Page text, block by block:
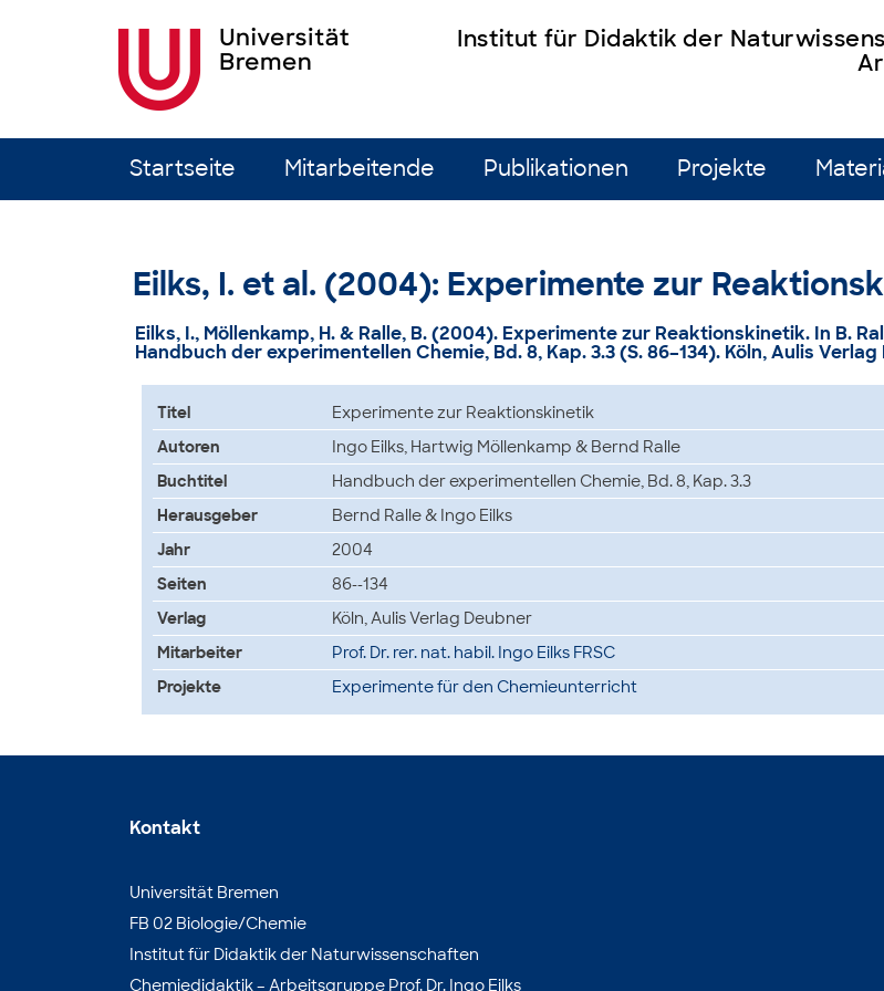
Institut für Didaktik der
Startseite Mitarbeitende Publikationen Projekte
Eilks, I. et al. (2004): Experimente zur
Eilks, I., Möllenkamp, H. & Ralle, B. (2004). Experimente zur Reaktionskinetik. In B.
Handbuch der experimentellen Chemie, Bd. 8, Kap. 3.3 (S. 86–134). Köln, Aulis Verlag
Titel
Experimente zur Reaktionskinetik
Autoren
Ingo Eilks, Hartwig Möllenkamp & Bernd Ralle
Buchtitel
Handbuch der experimentellen Chemie, Bd. 8, Kap. 3.3
Herausgeber
Bernd Ralle & Ingo Eilks
Jahr
2004
Seiten
86--134
Verlag
Köln, Aulis Verlag Deubner
Mitarbeiter
Prof. Dr. rer. nat. habil. Ingo Eilks FRSC
Projekte
Experimente für den Chemieunterricht
Kontakt
Universität Bremen
FB 02 Biologie/Chemie
Institut für Didaktik der Naturwissenschaften
Chemiedidaktik – Arbeitsgruppe Prof. Dr. Ingo Eilks